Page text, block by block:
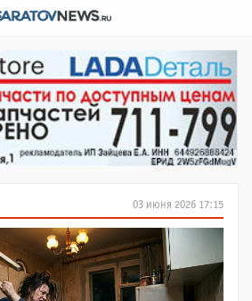
03 июня 2026 17:15